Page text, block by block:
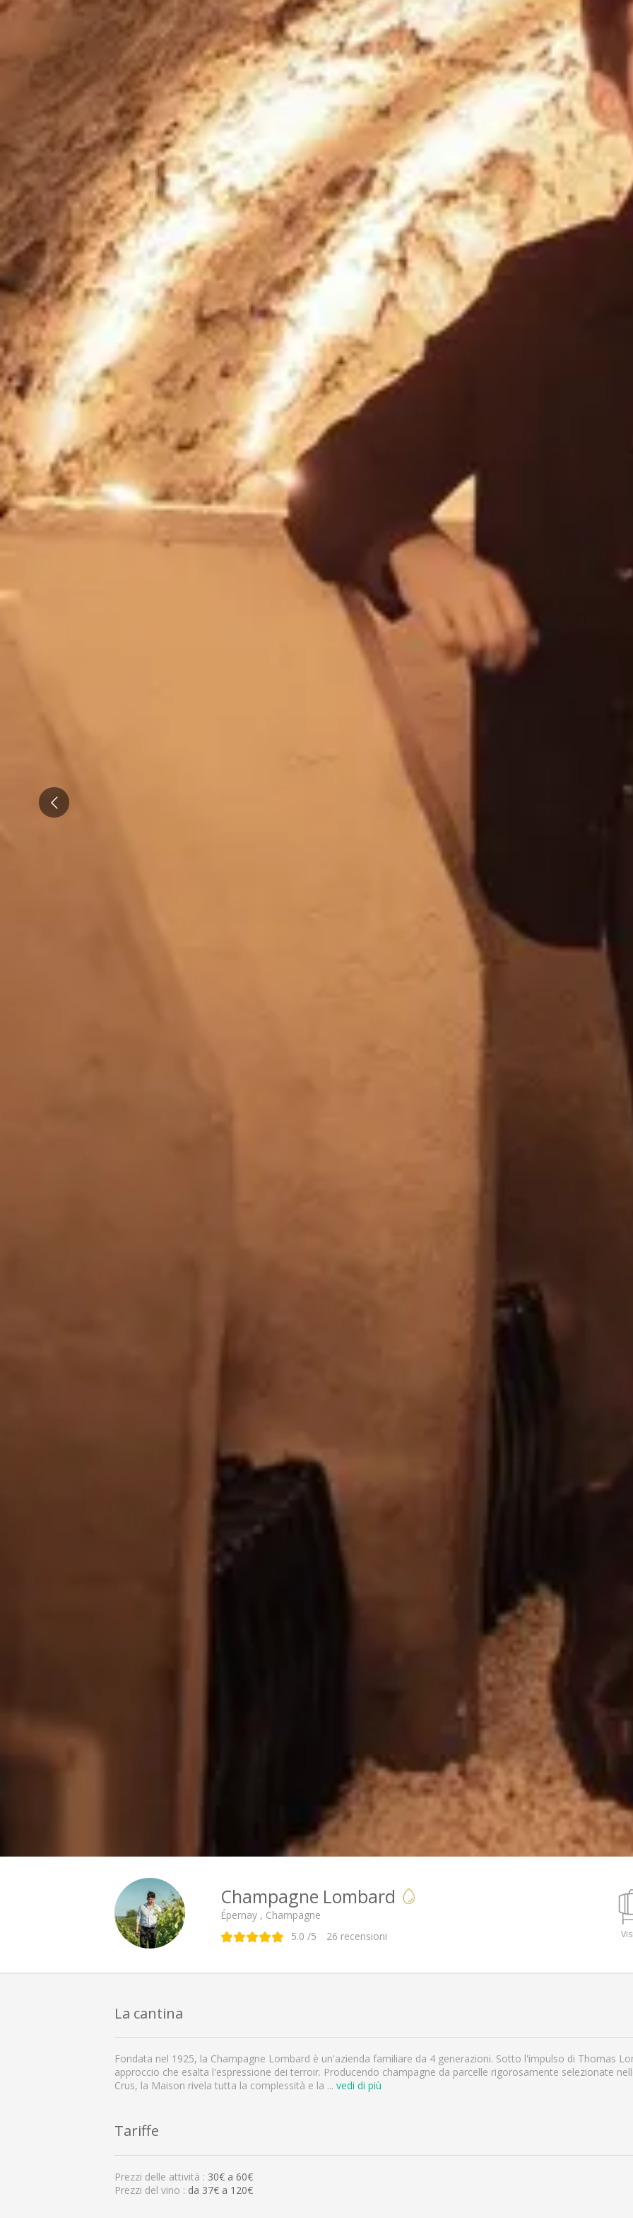
Cantine da visitare e degustazioni vini Savoia
Cantine da visitare e degustazioni vini Sud Ouest
Cantine da visitare e degustazioni vini Valle della Loira
Cantine da visitare e degustazioni vini Valle del Rodano
Cantine da visitare e degustazioni vini Beaune
Cantine da visitare e degustazioni vini Chablis
Cantine da visitare e degustazioni vini Cognac
Cantine da visitare e degustazioni vini Colmar
Cantine da visitare e degustazioni champagne Epernay
Cantine da visitare e degustazioni vini Nizza
Cantine da visitare e degustazioni champagne Reims
Cantine da visitare e degustazioni vini Saint Emilion
Champagne Canard-Duchêne
Champagne Lanson
Champagne Mercier
Champagne Moët & Chandon
Champagne Mumm
Champagne Vranken-Pommery
Villa Demoiselle
Champagne Ruinart
Prev
Champagne Lombard
Épernay , Champagne
5.0 /5 26 recensioni
La cantina
Fondata nel 1925, la Champagne Lombard è un'azienda familiare da 4 generazioni. Sotto l'impulso di Thomas
approccio che esalta l'espressione dei terroir. Producendo champagne da parcelle rigorosamente selezionate
Crus, la Maison rivela tutta la complessità e la ... vedi di più
Tariffe
Prezzi delle attività : 30€ a 60€
Prezzi del vino : da 37€ a 120€